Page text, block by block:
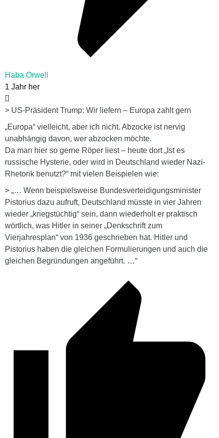
Haba Orwell
1 Jahr her
> US-Präsident Trump: Wir liefern – Europa zahlt gern
„Europa“ vielleicht, aber ich nicht. Abzocke ist nervig
unabhängig davon, wer abzocken möchte.
Da man hier so gerne Röper liest – heute dort „Ist es
russische Hysterie, oder wird in Deutschland wieder Nazi-
Rhetorik benutzt?“ mit vielen Beispielen wie:
> „… Wenn beispielsweise Bundesverteidigungsminister
Pistorius dazu aufruft, Deutschland müsste in vier Jahren
wieder „kriegstüchtig“ sein, dann wiederholt er praktisch
wörtlich, was Hitler in seiner „Denkschrift zum
Vierjahresplan“ von 1936 geschrieben hat. Hitler und
Pistorius haben die gleichen Formulierungen und auch die
gleichen Begründungen angeführt. …“